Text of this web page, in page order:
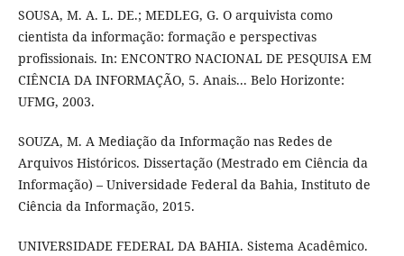
SOUSA, M. A. L. DE.; MEDLEG, G. O arquivista como
cientista da informação: formação e perspectivas
profissionais. In: ENCONTRO NACIONAL DE PESQUISA EM
CIÊNCIA DA INFORMAÇÃO, 5. Anais... Belo Horizonte:
UFMG, 2003.
SOUZA, M. A Mediação da Informação nas Redes de
Arquivos Históricos. Dissertação (Mestrado em Ciência da
Informação) – Universidade Federal da Bahia, Instituto de
Ciência da Informação, 2015.
UNIVERSIDADE FEDERAL DA BAHIA. Sistema Acadêmico.